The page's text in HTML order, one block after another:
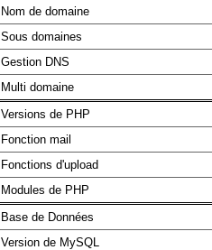
Nom de domaine
Sous domaines
Gestion DNS
Multi domaine
Versions de PHP
Fonction mail
Fonctions d'upload
Modules de PHP
Base de Données
Version de MySQL